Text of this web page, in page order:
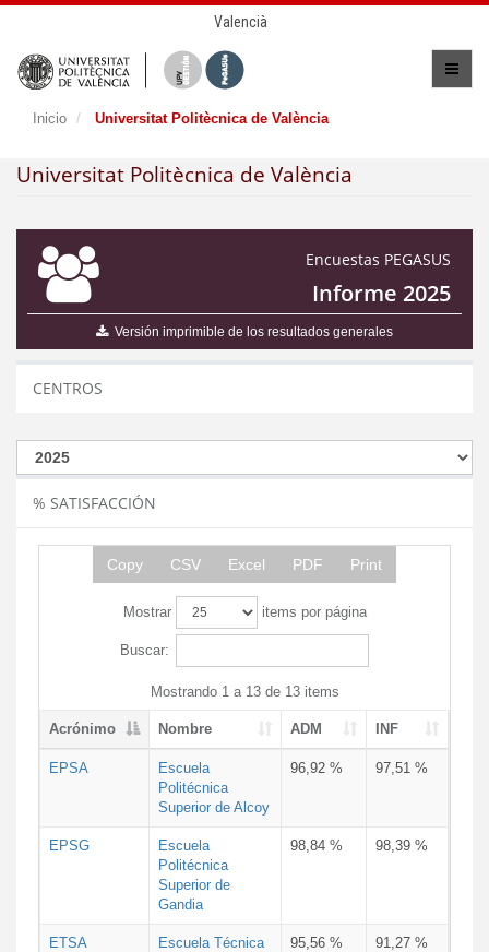
Valencià
Inicio Universitat Politècnica de València
Universitat Politècnica de València
Encuestas PEGASUS
Informe 2025
Versión imprimible de los resultados generales
CENTROS
% SATISFACCIÓN
Copy CSV Excel PDF Print
Mostrar items por página
Buscar:
Mostrando 1 a 13 de 13 items
Acrónimo Nombre ADM INF
EPSA
Escuela
Politécnica
Superior de Alcoy
96,92 % 97,51 %
EPSG
Escuela
Politécnica
Superior de
Gandia
98,84 % 98,39 %
ETSA
Escuela Técnica
95,56 % 91,27 %